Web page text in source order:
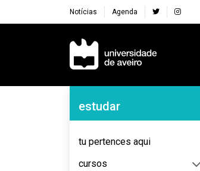
Notícias Agenda
Navegação Principal
Navegação Lateral
estudar
tu pertences aqui
cursos